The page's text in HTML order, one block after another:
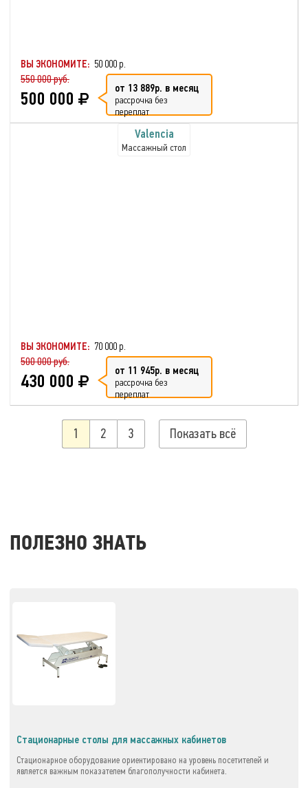
ВЫ ЭКОНОМИТЕ: 50 000 р.
550 000 руб.
500 000 от 13 889р. в месяц
рассрочка без
переплат
Valencia
Массажный стол
ВЫ ЭКОНОМИТЕ: 70 000 р.
500 000 руб.
430 000 от 11 945р. в месяц
рассрочка без
переплат
1 2 3 Показать всё
ПОЛЕЗНО ЗНАТЬ
Стационарные столы для массажных кабинетов
Стационарное оборудование ориентировано на уровень посетителей и
является важным показателем благополучности кабинета.